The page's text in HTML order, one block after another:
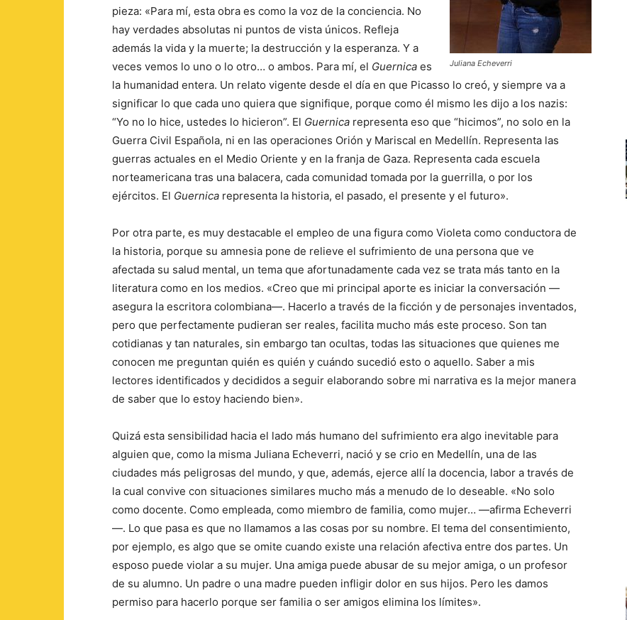
Juliana Echeverri
pieza: «Para mí, esta obra es como la voz de la conciencia. No
hay verdades absolutas ni puntos de vista únicos. Refleja
además la vida y la muerte; la destrucción y la esperanza. Y a
veces vemos lo uno o lo otro… o ambos. Para mí, el Guernica es
la humanidad entera. Un relato vigente desde el día en que Picasso lo creó, y siempre va a
significar lo que cada uno quiera que signifique, porque como él mismo les dijo a los nazis:
“Yo no lo hice, ustedes lo hicieron”. El Guernica representa eso que “hicimos”, no solo en la
Guerra Civil Española, ni en las operaciones Orión y Mariscal en Medellín. Representa las
guerras actuales en el Medio Oriente y en la franja de Gaza. Representa cada escuela
norteamericana tras una balacera, cada comunidad tomada por la guerrilla, o por los
ejércitos. El Guernica representa la historia, el pasado, el presente y el futuro».
Por otra parte, es muy destacable el empleo de una figura como Violeta como conductora de
la historia, porque su amnesia pone de relieve el sufrimiento de una persona que ve
afectada su salud mental, un tema que afortunadamente cada vez se trata más tanto en la
literatura como en los medios. «Creo que mi principal aporte es iniciar la conversación —
asegura la escritora colombiana—. Hacerlo a través de la ficción y de personajes inventados,
pero que perfectamente pudieran ser reales, facilita mucho más este proceso. Son tan
cotidianas y tan naturales, sin embargo tan ocultas, todas las situaciones que quienes me
conocen me preguntan quién es quién y cuándo sucedió esto o aquello. Saber a mis
lectores identificados y decididos a seguir elaborando sobre mi narrativa es la mejor manera
de saber que lo estoy haciendo bien».
Quizá esta sensibilidad hacia el lado más humano del sufrimiento era algo inevitable para
alguien que, como la misma Juliana Echeverri, nació y se crio en Medellín, una de las
ciudades más peligrosas del mundo, y que, además, ejerce allí la docencia, labor a través de
la cual convive con situaciones similares mucho más a menudo de lo deseable. «No solo
como docente. Como empleada, como miembro de familia, como mujer… —afirma Echeverri
—. Lo que pasa es que no llamamos a las cosas por su nombre. El tema del consentimiento,
por ejemplo, es algo que se omite cuando existe una relación afectiva entre dos partes. Un
esposo puede violar a su mujer. Una amiga puede abusar de su mejor amiga, o un profesor
de su alumno. Un padre o una madre pueden infligir dolor en sus hijos. Pero les damos
permiso para hacerlo porque ser familia o ser amigos elimina los límites».